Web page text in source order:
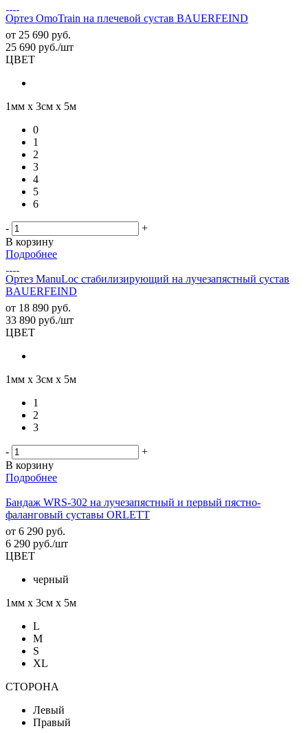
Ортез OmoTrain на плечевой сустав BAUERFEIND
от 25 690 руб.
25 690 руб./шт
ЦВЕТ
1мм х 3см х 5м
0
1
2
3
4
5
6
-
+
В корзину
Подробнее
Ортез ManuLoc стабилизирующий на лучезапястный сустав
BAUERFEIND
от 18 890 руб.
33 890 руб./шт
ЦВЕТ
1мм х 3см х 5м
1
2
3
-
+
В корзину
Подробнее
Бандаж WRS-302 на лучезапястный и первый пястно-
фаланговый суставы ORLETT
от 6 290 руб.
6 290 руб./шт
ЦВЕТ
черный
1мм х 3см х 5м
L
M
S
XL
СТОРОНА
Левый
Правый